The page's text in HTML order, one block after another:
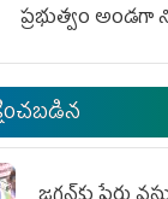
ప్రభుత్వం అండగా